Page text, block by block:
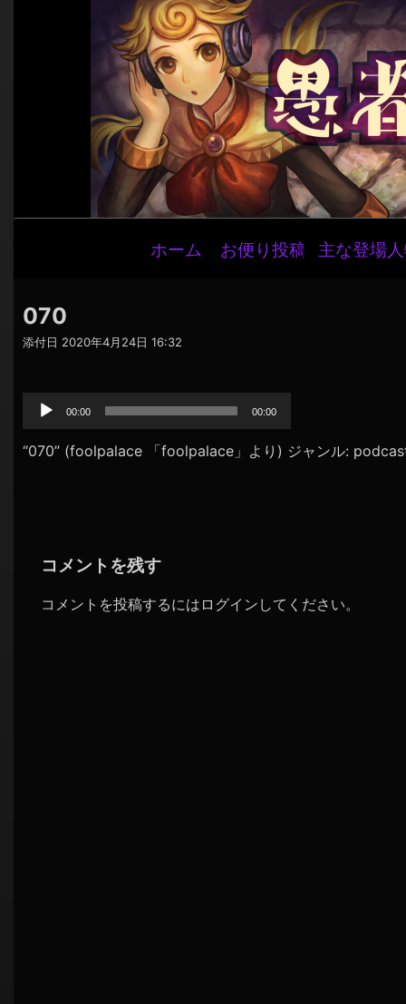
ナ
ビ
ー
シ
ョ
ホーム お便り投稿 主な登場
070
添付日 2020年4月24日 16:32
声
レ
ー
00:00 00:00
“070” (foolpalace 「foolpalace」より) ジャンル:
コメントを残す
コメントを投稿するには ログイン してください。